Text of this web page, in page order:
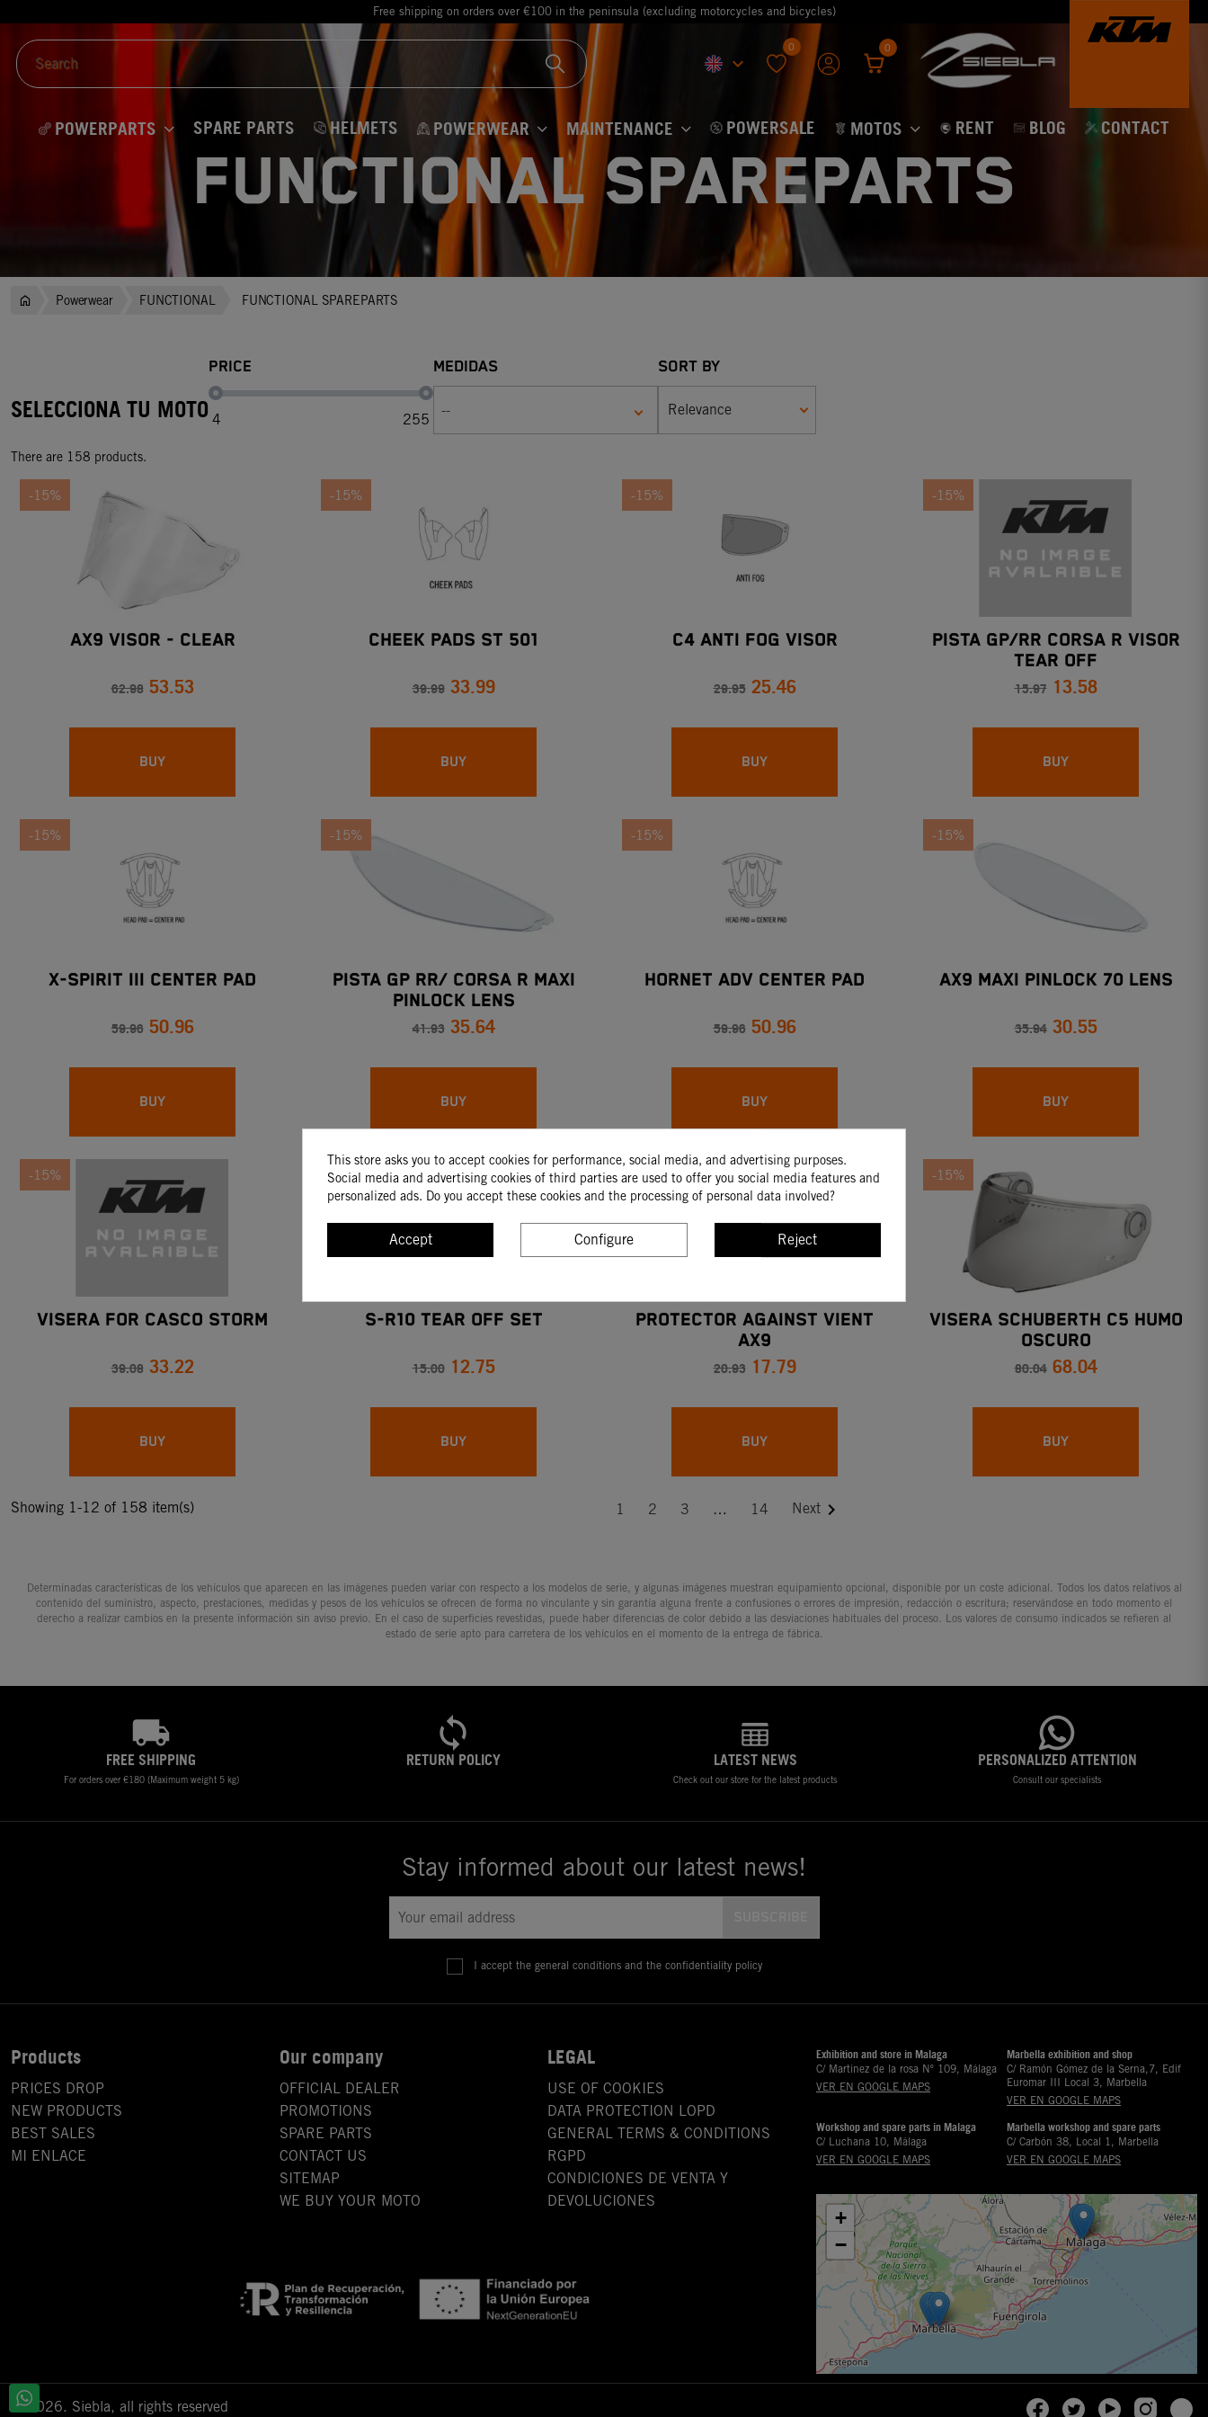
Free shipping on orders over €100 in the peninsula (excluding motorcycles and bicycles)
keyboard_arrow_down
0 0
POWERPARTS SPARE PARTS HELMETS POWERWEAR MAINTENANCE POWERSALE MOTOS RENT BLOG CONTACT
FUNCTIONAL SPAREPARTS
Powerwear FUNCTIONAL FUNCTIONAL SPAREPARTS
SELECCIONA TU MOTO
PRICE
4 255
MEDIDAS
--
SORT BY
Relevance
There are 158 products.
-15%
AX9 VISOR - CLEAR
62.98 53.53
BUY
-15%
CHEEK PADS ST 501
39.99 33.99
BUY
-15%
C4 ANTI FOG VISOR
29.95 25.46
BUY
-15%
PISTA GP/RR CORSA R VISOR
TEAR OFF
15.97 13.58
BUY
-15%
X-SPIRIT III CENTER PAD
59.96 50.96
BUY
-15%
PISTA GP RR/ CORSA R MAXI
PINLOCK LENS
41.93 35.64
BUY
-15%
HORNET ADV CENTER PAD
59.96 50.96
BUY
-15%
AX9 MAXI PINLOCK 70 LENS
35.94 30.55
BUY
-15%
VISERA FOR CASCO STORM
39.08 33.22
BUY
-15%
S-R10 TEAR OFF SET
15.00 12.75
BUY
-15%
PROTECTOR AGAINST VIENT
AX9
20.93 17.79
BUY
-15%
VISERA SCHUBERTH C5 HUMO
OSCURO
80.04 68.04
BUY
Showing 1-12 of 158 item(s) 1 2 3 … 14 Next 
Determinadas características de los vehículos que aparecen en las imágenes pueden variar con respecto a los modelos de serie, y algunas imágenes muestran equipamiento opcional, disponible por un coste adicional. Todos los datos relativos al
contenido del suministro, aspecto, prestaciones, medidas y pesos de los vehículos se ofrecen de forma no vinculante y sin garantía alguna frente a confusiones o errores de impresión, redacción o escritura; reservándose en todo momento el
derecho a realizar cambios en la presente información sin aviso previo. En el caso de superficies revestidas, puede haber diferencias de color debido a las desviaciones habituales del proceso. Los valores de consumo indicados se refieren al
estado de serie apto para carretera de los vehículos en el momento de la entrega de fábrica.
FREE SHIPPING
For orders over €180 (Maximum weight 5 kg)
RETURN POLICY LATEST NEWS
Check out our store for the latest products
PERSONALIZED ATTENTION
Consult our specialists
Stay informed about our latest news!
I accept the general conditions and the confidentiality policy
Products
PRICES DROP
NEW PRODUCTS
BEST SALES
MI ENLACE
Our company
OFFICIAL DEALER
PROMOTIONS
SPARE PARTS
CONTACT US
SITEMAP
WE BUY YOUR MOTO
LEGAL
USE OF COOKIES
DATA PROTECTION LOPD
GENERAL TERMS & CONDITIONS
RGPD
CONDICIONES DE VENTA Y
DEVOLUCIONES
Exhibition and store in Malaga
C/ Martinez de la rosa Nº 109, Málaga
VER EN GOOGLE MAPS
Marbella exhibition and shop
C/ Ramón Gómez de la Serna,7, Edif
Euromar III Local 3, Marbella
VER EN GOOGLE MAPS
Workshop and spare parts in Malaga
C/ Luchana 10, Málaga
VER EN GOOGLE MAPS
Marbella workshop and spare parts
C/ Carbón 38, Local 1, Marbella
VER EN GOOGLE MAPS
+
−
© 2026. Siebla, all rights reserved
This store asks you to accept cookies for performance, social media, and advertising purposes.
Social media and advertising cookies of third parties are used to offer you social media features and
personalized ads. Do you accept these cookies and the processing of personal data involved?
Accept Configure Reject